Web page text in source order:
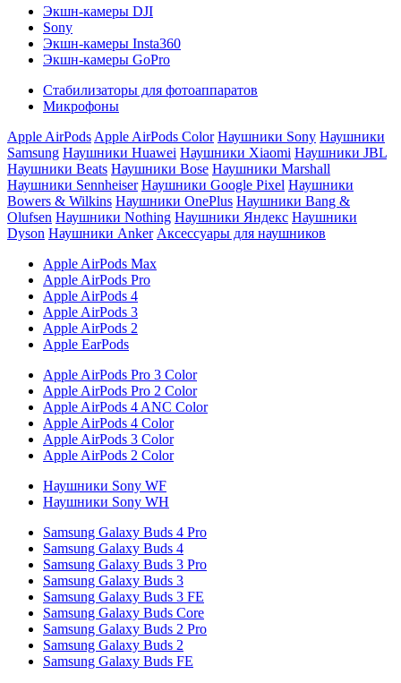
Экшн-камеры DJI
Sony
Экшн-камеры Insta360
Экшн-камеры GoPro
Стабилизаторы для фотоаппаратов
Микрофоны
Apple AirPods Apple AirPods Color Наушники Sony Наушники
Samsung Наушники Huawei Наушники Xiaomi Наушники JBL
Наушники Beats Наушники Bose Наушники Marshall
Наушники Sennheiser Наушники Google Pixel Наушники
Bowers & Wilkins Наушники OnePlus Наушники Bang &
Olufsen Наушники Nothing Наушники Яндекс Наушники
Dyson Наушники Anker Аксессуары для наушников
Apple AirPods Max
Apple AirPods Pro
Apple AirPods 4
Apple AirPods 3
Apple AirPods 2
Apple EarPods
Apple AirPods Pro 3 Color
Apple AirPods Pro 2 Color
Apple AirPods 4 ANC Color
Apple AirPods 4 Color
Apple AirPods 3 Color
Apple AirPods 2 Color
Наушники Sony WF
Наушники Sony WH
Samsung Galaxy Buds 4 Pro
Samsung Galaxy Buds 4
Samsung Galaxy Buds 3 Pro
Samsung Galaxy Buds 3
Samsung Galaxy Buds 3 FE
Samsung Galaxy Buds Core
Samsung Galaxy Buds 2 Pro
Samsung Galaxy Buds 2
Samsung Galaxy Buds FE